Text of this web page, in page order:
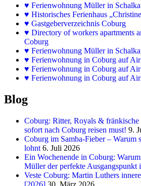
♥ Ferienwohnung Müller in
♥ Historisches Ferienhaus
♥ Gastgeberverzeichnis Coburg
♥ Directory of workers apartments
Coburg
♥ Ferienwohnung Müller in
♥ Ferienwohnung in Coburg auf
♥ Ferienwohnung in Coburg auf
♥ Ferienwohnung in Coburg auf
Blog
Coburg: Ritter, Royals &
sofort nach Coburg reisen must! 9.
Coburg im Samba-Fieber – Warum
lohnt 6. Juli 2026
Ein Wochenende in Coburg:
Müller der perfekte Ausgangspunkt
Veste Coburg: Martin Luthers
[2026] 30. März 2026